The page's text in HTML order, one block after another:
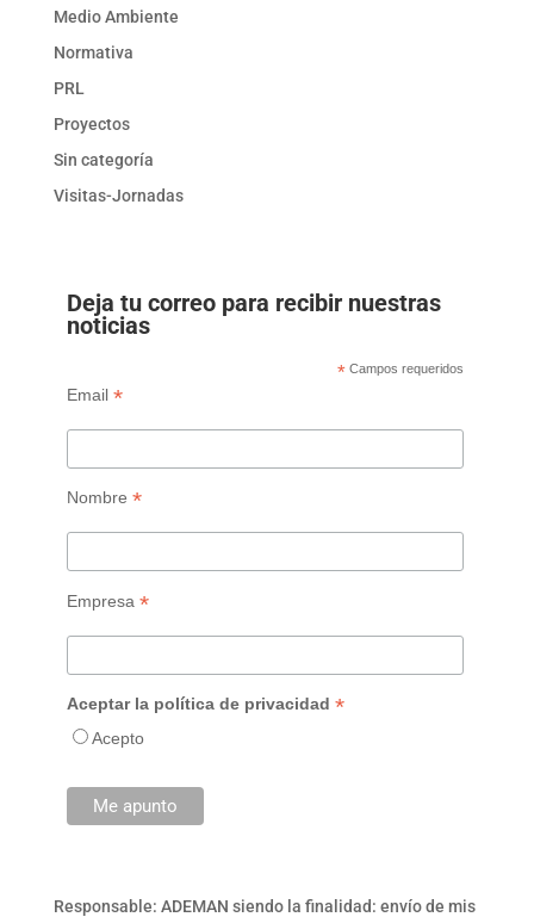
Medio Ambiente
Normativa
PRL
Proyectos
Sin categoría
Visitas-Jornadas
Deja tu correo para recibir nuestras
noticias
* Campos requeridos
Email *
Nombre *
Empresa *
Aceptar la política de privacidad *
Acepto
Responsable: ADEMAN siendo la finalidad: envío de mis